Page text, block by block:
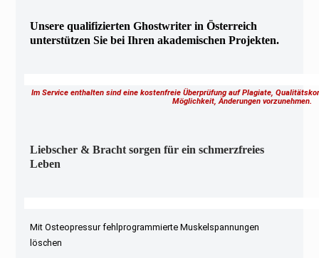
Unsere qualifizierten Ghostwriter in Österreich
unterstützen Sie bei Ihren akademischen Projekten.
Im Service enthalten sind eine kostenfreie Überprüfung auf Plagiate,
Möglichkeit, Änderungen vorzunehmen.
Liebscher & Bracht sorgen für ein schmerzfreies
Leben
Mit Osteopressur fehlprogrammierte Muskelspannungen
löschen